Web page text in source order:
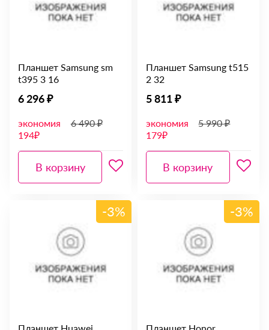
Планшет Samsung sm
t395 3 16
6 296 ₽
экономия
194₽
6 490 ₽
В корзину
Планшет Samsung t515
2 32
5 811 ₽
экономия
179₽
5 990 ₽
В корзину
-3% -3%